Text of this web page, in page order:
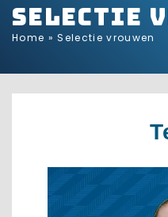
Selectie
Home »Selectie vrouwen